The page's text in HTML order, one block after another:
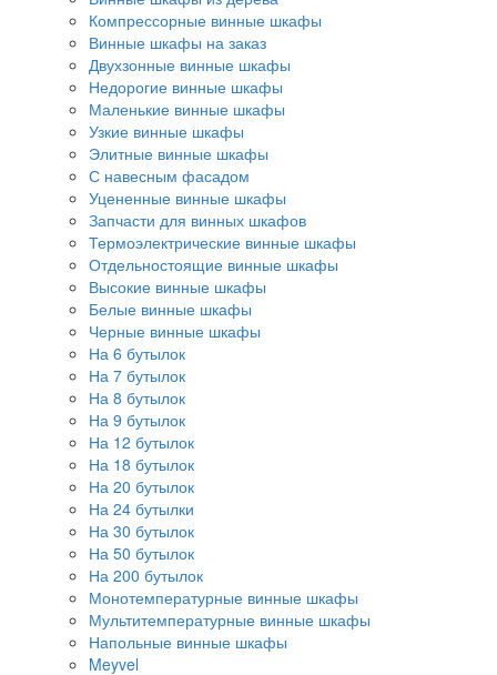
Компрессорные винные шкафы
Винные шкафы на заказ
Двухзонные винные шкафы
Недорогие винные шкафы
Маленькие винные шкафы
Узкие винные шкафы
Элитные винные шкафы
С навесным фасадом
Уцененные винные шкафы
Запчасти для винных шкафов
Термоэлектрические винные шкафы
Отдельностоящие винные шкафы
Высокие винные шкафы
Белые винные шкафы
Черные винные шкафы
На 6 бутылок
На 7 бутылок
На 8 бутылок
На 9 бутылок
На 12 бутылок
На 18 бутылок
На 20 бутылок
На 24 бутылки
На 30 бутылок
На 50 бутылок
На 200 бутылок
Монотемпературные винные шкафы
Мультитемпературные винные шкафы
Напольные винные шкафы
Meyvel